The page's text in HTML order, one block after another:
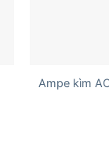
Ampe kìm